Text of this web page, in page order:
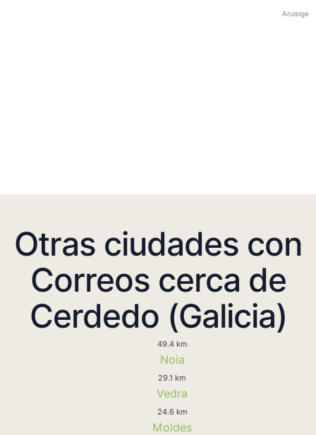
Anzeige
Otras ciudades con
Correos cerca de
Cerdedo (Galicia)
49.4 km
Noia
29.1 km
Vedra
24.6 km
Moldes